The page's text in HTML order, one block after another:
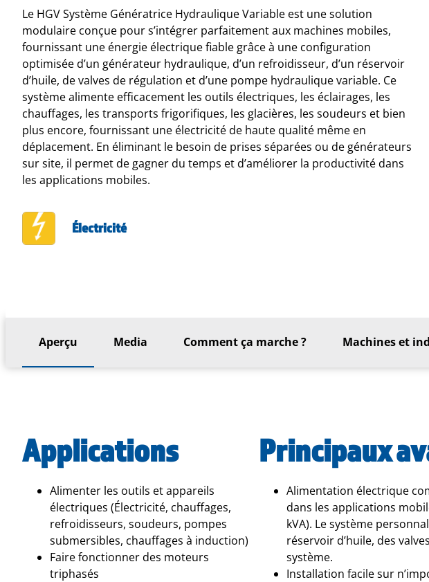
Le HGV Système Génératrice Hydraulique Variable est une solution
modulaire conçue pour s’intégrer parfaitement aux machines mobiles,
fournissant une énergie électrique fiable grâce à une configuration
optimisée d’un générateur hydraulique, d’un refroidisseur, d’un réservoir
d’huile, de valves de régulation et d’une pompe hydraulique variable. Ce
système alimente efficacement les outils électriques, les éclairages, les
chauffages, les transports frigorifiques, les glacières, les soudeurs et bien
plus encore, fournissant une électricité de haute qualité même en
déplacement. En éliminant le besoin de prises séparées ou de générateurs
sur site, il permet de gagner du temps et d’améliorer la productivité dans
les applications mobiles.
Électricité
Aperçu Media Comment ça marche ? Machines et
Applications
Alimenter les outils et appareils
électriques (Électricité, chauffages,
refroidisseurs, soudeurs, pompes
submersibles, chauffages à induction)
Faire fonctionner des moteurs
triphasés
Principaux
Alimentation électrique
dans les applications
kVA). Le système
réservoir d’huile, des
système.
Installation facile sur